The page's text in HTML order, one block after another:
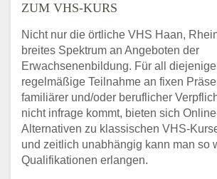
ZUM VHS-KURS
Nicht nur die örtliche VHS Haan,
breites Spektrum an Angeboten der
Erwachsenenbildung. Für all
regelmäßige Teilnahme an fixen
familiärer und/oder beruflicher
nicht infrage kommt, bieten sich
Alternativen zu klassischen VHS-
und zeitlich unabhängig kann man so
Qualifikationen erlangen.